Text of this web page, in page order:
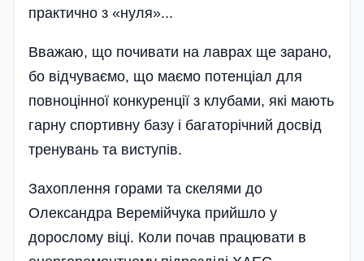
практично з «нуля»...
Вважаю, що почивати на лаврах ще зарано,
бо відчуваємо, що маємо потенціал для
повноцінної конкуренції з клубами, які мають
гарну спортивну базу і багаторічний досвід
тренувань та виступів.
Захоплення горами та скелями до
Олександра Веремійчука прийшло у
дорослому віці. Коли почав працювати в